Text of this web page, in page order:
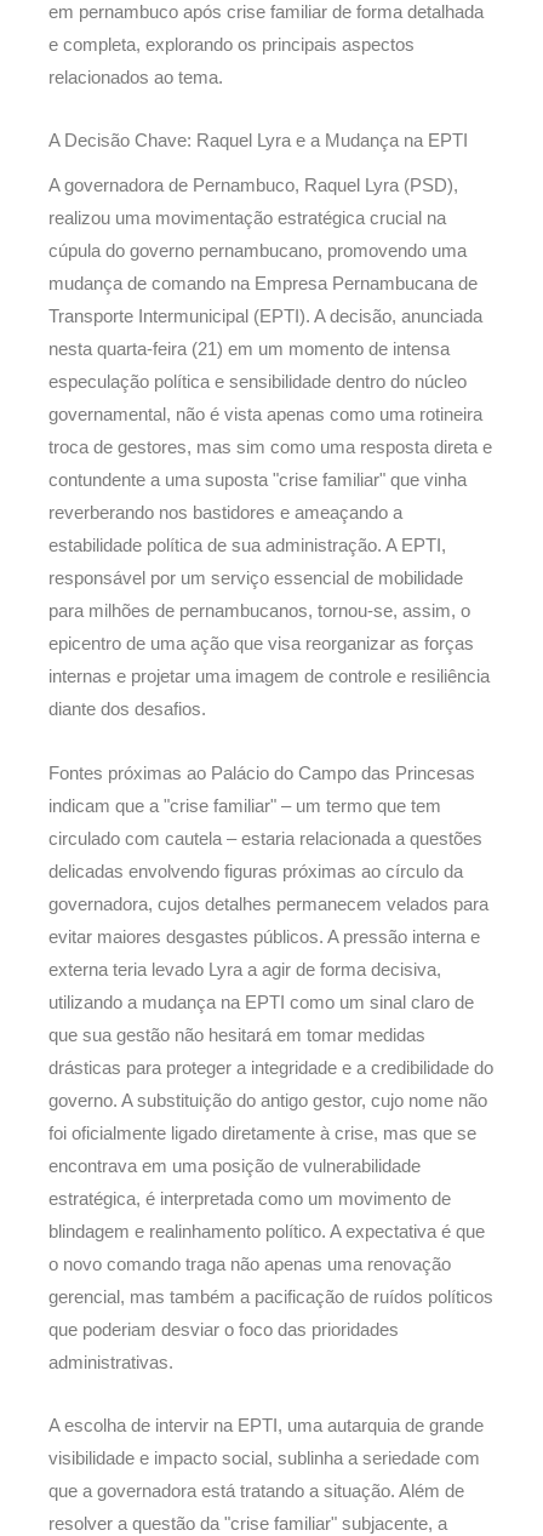
em pernambuco após crise familiar de forma detalhada
e completa, explorando os principais aspectos
relacionados ao tema.
A Decisão Chave: Raquel Lyra e a Mudança na EPTI
A governadora de Pernambuco, Raquel Lyra (PSD),
realizou uma movimentação estratégica crucial na
cúpula do governo pernambucano, promovendo uma
mudança de comando na Empresa Pernambucana de
Transporte Intermunicipal (EPTI). A decisão, anunciada
nesta quarta-feira (21) em um momento de intensa
especulação política e sensibilidade dentro do núcleo
governamental, não é vista apenas como uma rotineira
troca de gestores, mas sim como uma resposta direta e
contundente a uma suposta "crise familiar" que vinha
reverberando nos bastidores e ameaçando a
estabilidade política de sua administração. A EPTI,
responsável por um serviço essencial de mobilidade
para milhões de pernambucanos, tornou-se, assim, o
epicentro de uma ação que visa reorganizar as forças
internas e projetar uma imagem de controle e resiliência
diante dos desafios.
Fontes próximas ao Palácio do Campo das Princesas
indicam que a "crise familiar" – um termo que tem
circulado com cautela – estaria relacionada a questões
delicadas envolvendo figuras próximas ao círculo da
governadora, cujos detalhes permanecem velados para
evitar maiores desgastes públicos. A pressão interna e
externa teria levado Lyra a agir de forma decisiva,
utilizando a mudança na EPTI como um sinal claro de
que sua gestão não hesitará em tomar medidas
drásticas para proteger a integridade e a credibilidade do
governo. A substituição do antigo gestor, cujo nome não
foi oficialmente ligado diretamente à crise, mas que se
encontrava em uma posição de vulnerabilidade
estratégica, é interpretada como um movimento de
blindagem e realinhamento político. A expectativa é que
o novo comando traga não apenas uma renovação
gerencial, mas também a pacificação de ruídos políticos
que poderiam desviar o foco das prioridades
administrativas.
A escolha de intervir na EPTI, uma autarquia de grande
visibilidade e impacto social, sublinha a seriedade com
que a governadora está tratando a situação. Além de
resolver a questão da "crise familiar" subjacente, a